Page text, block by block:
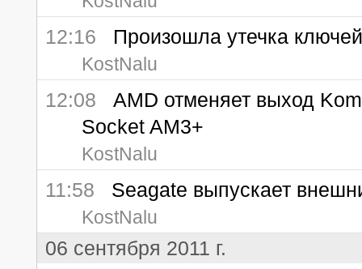
12:16 Произошла утечка
KostNalu
12:08 AMD отменяет выход
Socket AM3+
KostNalu
11:58 Seagate выпускает
KostNalu
06 сентября 2011 г.